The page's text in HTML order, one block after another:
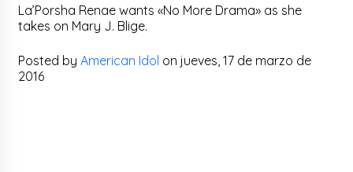
La’Porsha Renae wants «No More Drama» as she
takes on Mary J. Blige.
Posted byAmerican Idol on jueves, 17 de marzo de
2016